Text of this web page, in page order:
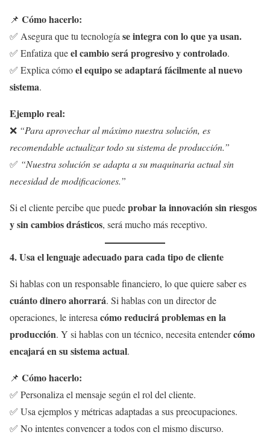
📌 Cómo hacerlo:
✅ Asegura que tu tecnología se integra con lo que ya usan.
✅ Enfatiza queel cambio será progresivo y controlado.
✅ Explica cómoel equipo se adaptará fácilmente al nuevo
sistema.
Ejemplo real:
❌ “Para aprovechar al máximo nuestra solución, es
recomendable actualizar todo su sistema de producción.”
✅ “Nuestra solución se adapta a su maquinaria actual sin
necesidad de modificaciones.”
Si el cliente percibe que puedeprobar la innovación sin riesgos
y sin cambios drásticos, será mucho más receptivo.
4. Usa el lenguaje adecuado para cada tipo de cliente
Si hablas con un responsable financiero, lo que quiere saber es
cuánto dinero ahorrará. Si hablas con un director de
operaciones, le interesa cómo reducirá problemas en la
producción. Y si hablas con un técnico, necesita entendercómo
encajará en su sistema actual.
📌 Cómo hacerlo:
✅ Personaliza el mensaje según el rol del cliente.
✅ Usa ejemplos y métricas adaptadas a sus preocupaciones.
✅ No intentes convencer a todos con el mismo discurso.